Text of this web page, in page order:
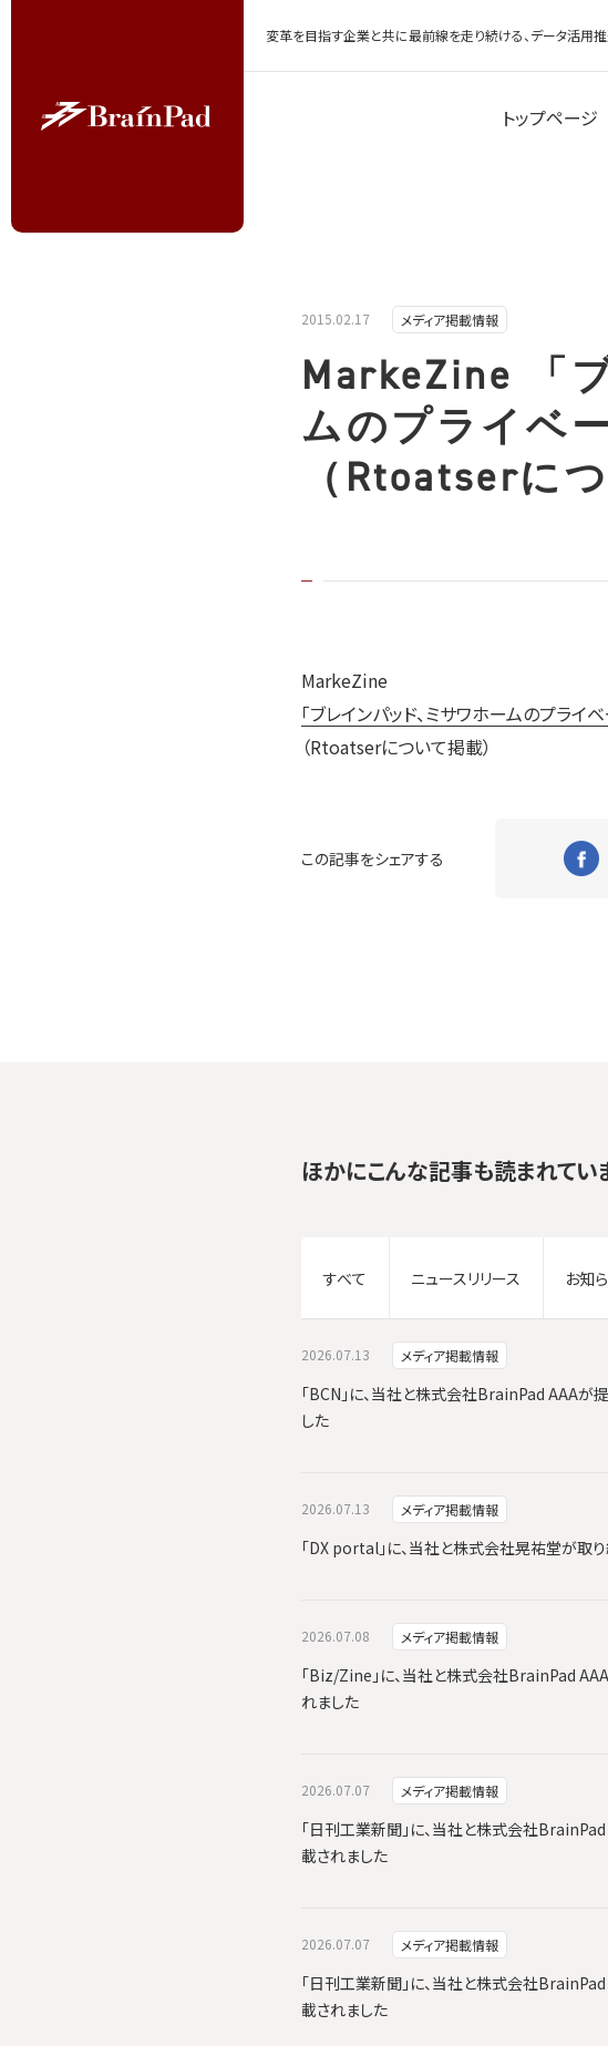
変革を目指す企業と共に最前線を走り続ける、データ活用
トップページ
2015.02.17 メディア掲載情報
MarkeZine 「
ムのプライベ
（Rtoatserに
MarkeZine
「ブレインパッド、ミサワホームのプライ
（Rtoatserについて掲載）
この記事をシェアする
ほかにこんな記事も読まれてい
すべて ニュースリリース お知
2026.07.13 メディア掲載情報
「BCN」に、当社と株式会社BrainPad AAA
した
2026.07.13 メディア掲載情報
「DX portal」に、当社と株式会社晃祐堂が取
2026.07.08 メディア掲載情報
「Biz/Zine」に、当社と株式会社BrainPad
れました
2026.07.07 メディア掲載情報
「日刊工業新聞」に、当社と株式会社
載されました
2026.07.07 メディア掲載情報
「日刊工業新聞」に、当社と株式会社
載されました